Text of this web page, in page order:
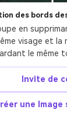
des bords
en
visage et la
le même
les brins de
les coutures
avec des
Invite de
une